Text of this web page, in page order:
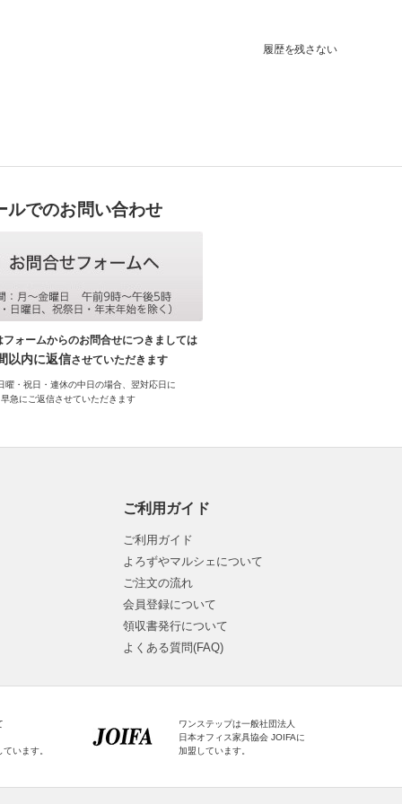
履歴を残さない
ルでのお問い合わせ
フォームからのお問合せにつきましては
以内に返信させていただきます
曜・祝日・連休の中日の場合、翌対応日に
早急にご返信させていただきます
ご利用ガイド
ご利用ガイド
よろずやマルシェについて
ご注文の流れ
会員登録について
領収書発行について
よくある質問(FAQ)
います。
ワンステップは一般社団法人
日本オフィス家具協会 JOIFAに
加盟しています。